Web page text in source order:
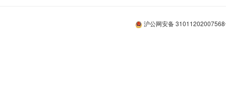
沪公网安备 31011202007568